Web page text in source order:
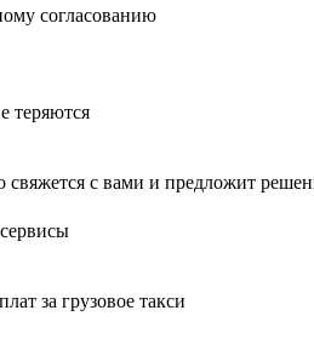
согласованию
теряются
с вами и предложит
за грузовое такси